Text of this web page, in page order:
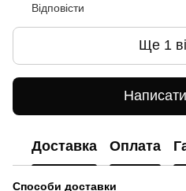
Відповісти
Ще 1
Написати
Доставка Оплата
Способи доставки